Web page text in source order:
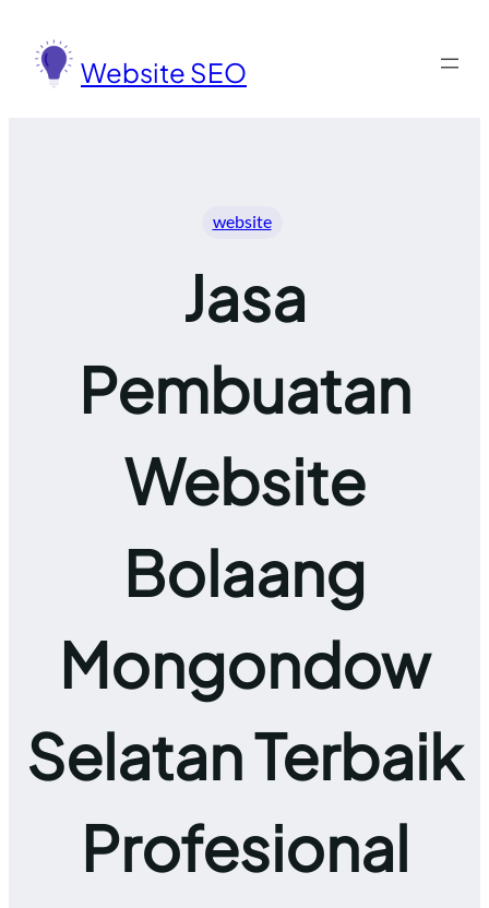
konten
Website SEO
website
Jasa
Pembuatan
Website
Bolaang
Mongondow
Selatan Terbaik
Profesional